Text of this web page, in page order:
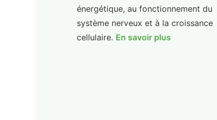
énergétique, au fonctionnement du
système nerveux et à la croissance
cellulaire. En savoir plus